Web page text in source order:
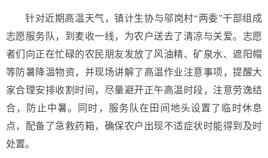
针对近期高温天气，镇计生协与邬岗村“两委”干部组成
志愿服务队，到麦收一线，为农户送去了清凉与关爱。志愿
者们向正在忙碌的农民朋友发放了风油精、矿泉水、遮阳帽
等防暑降温物资，并现场讲解了高温作业注意事项，提醒大
家合理安排收割时间，尽量避开正午高温时段，注意劳逸结
合，防止中暑。同时，服务队在田间地头设置了临时休息
点，配备了急救药箱，确保农户出现不适症状时能得到及时
处置。